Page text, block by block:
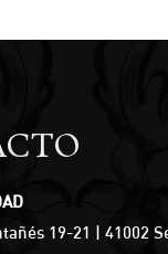
19-21 | 41002